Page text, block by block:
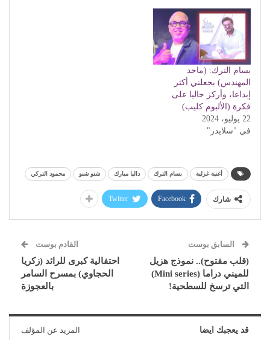
بسام الترك: (ماجد
المهندس) يجعلني أكثر
إبداعا، وأركز حاليا على
فكرة (الألبوم كليب)
22 يوليو، 2024
في "سلايدر"
أغنية غزلية بسام الترك داليا مبارك شنو شنو محمود التركي
شارك Facebook
Twitter
السابق بوست
(قلب مفتوح).. نموذج هزيل
للميني دراما (Mini series)
التي ترسخ للسطحية!
القادم بوست
احتفالية كبرى للرائد (زكريا
الحجاوي) بمسرح السامر
بالعجوزة
قد يعجبك ايضا المزيد عن المؤلف